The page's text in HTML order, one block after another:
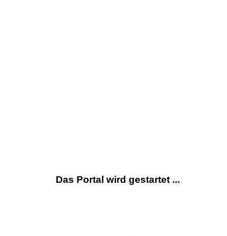
Das Portal wird gestartet ...